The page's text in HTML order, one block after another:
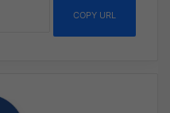
COPY URL